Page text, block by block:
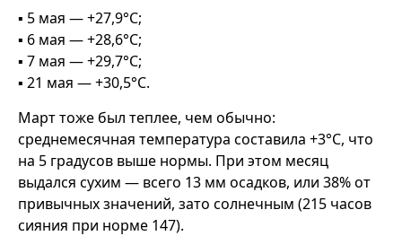
▪️ 5 мая — +27,9°C;
▪️ 6 мая — +28,6°C;
▪️ 7 мая — +29,7°C;
▪️ 21 мая — +30,5°C.
Март тоже был теплее, чем обычно:
среднемесячная температура составила +3°C, что
на 5 градусов выше нормы. При этом месяц
выдался сухим — всего 13 мм осадков, или 38% от
привычных значений, зато солнечным (215 часов
сияния при норме 147).